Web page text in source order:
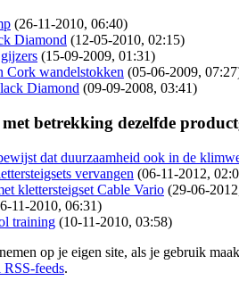
(26-11-2010, 06:40)
Diamond (12-05-2010, 02:15)
(15-09-2009, 01:31)
Cork wandelstokken (05-06-2009,
Diamond (09-09-2008, 03:41)
betrekking dezelfde
dat duurzaamheid ook in de
vervangen (06-11-2012,
klettersteigset Cable Vario (29-06-
11-2010, 06:31)
training (10-11-2010, 03:58)
op je eigen site, als je gebruik
feeds.